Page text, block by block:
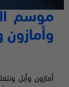
موسم
وأمازون
أمازون وأبل